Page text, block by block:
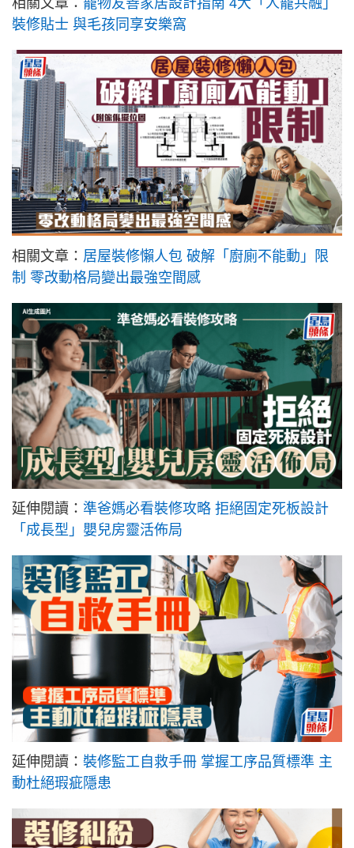
裝修貼士 與毛孩同享安樂窩
相關文章： 居屋裝修懶人包 破解「廚廁不能動」限
制 零改動格局變出最強空間感
延伸閱讀： 準爸媽必看裝修攻略 拒絕固定死板設計
「成長型」嬰兒房靈活佈局
延伸閱讀： 裝修監工自救手冊 掌握工序品質標準 主
動杜絕瑕疵隱患